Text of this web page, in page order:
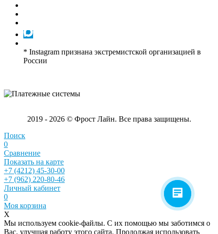
* Instagram признана экстремистской организацией в
России
2019 - 2026 © Фрост Лайн. Все права защищены.
Поиск
0
Сравнение
Показать на карте
+7 (4212) 45-30-00
+7 (962) 220-80-46
Личный кабинет
0
Моя корзина
X
Мы используем cookie-файлы. С их помощью мы заботимся о
Вас, улучшая работу этого сайта. Продолжая использовать